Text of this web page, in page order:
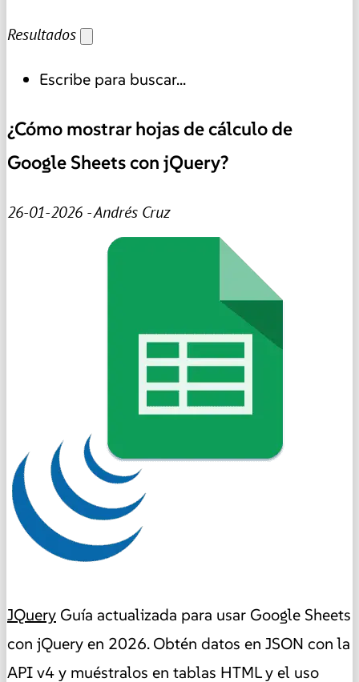
Resultados
Escribe para buscar...
¿Cómo mostrar hojas de cálculo de
Google Sheets con jQuery?
26-01-2026 - Andrés Cruz
JQuery Guía actualizada para usar Google Sheets
con jQuery en 2026. Obtén datos en JSON con la
API v4 y muéstralos en tablas HTML y el uso